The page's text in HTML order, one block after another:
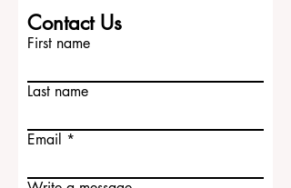
First name
Last name
Email